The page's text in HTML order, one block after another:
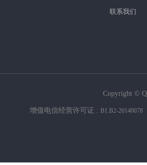
联系我们
Copyright ©
增值电信经营许可证 : B1.B2-20140078